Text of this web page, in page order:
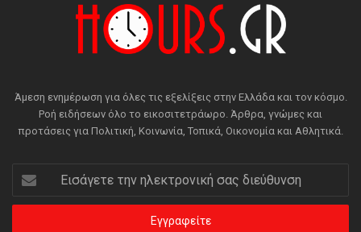
Άμεση ενημέρωση για όλες τις εξελίξεις στην Ελλάδα και τον κόσμο.
Ροή ειδήσεων όλο το εικοσιτετράωρο. Άρθρα, γνώμες και
προτάσεις για Πολιτική, Κοινωνία, Τοπικά, Οικονομία και Αθλητικά.
την
ηλεκτρονική